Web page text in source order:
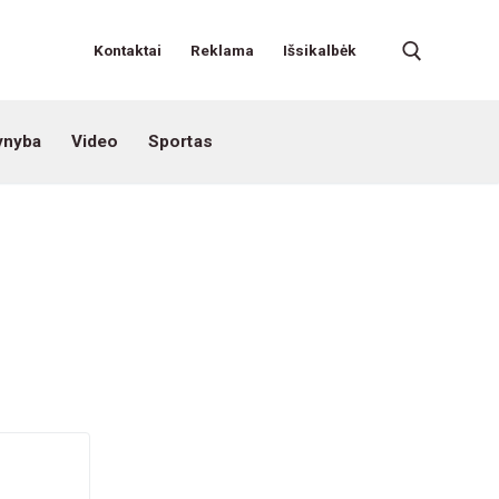
Kontaktai Reklama Išsikalbėk
Video Sportas